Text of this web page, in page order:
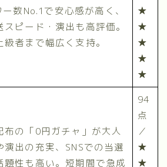
数No.1で安心感が高く、
ピード・演出も高評価。
者まで幅広く支持。
★
★
★
★
★
布の「0円ガチャ」が大人
演出の充実、SNSでの当選
題性も高い。短期間で急成
94
点
／
★
★